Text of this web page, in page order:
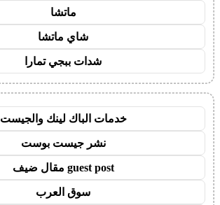
ماتشا
شاي ماتشا
شدات ببجي تمارا
خدمات الباك لينك والجيست
نشر جيست بوست
guest post مقال ضيف
سوق العرب